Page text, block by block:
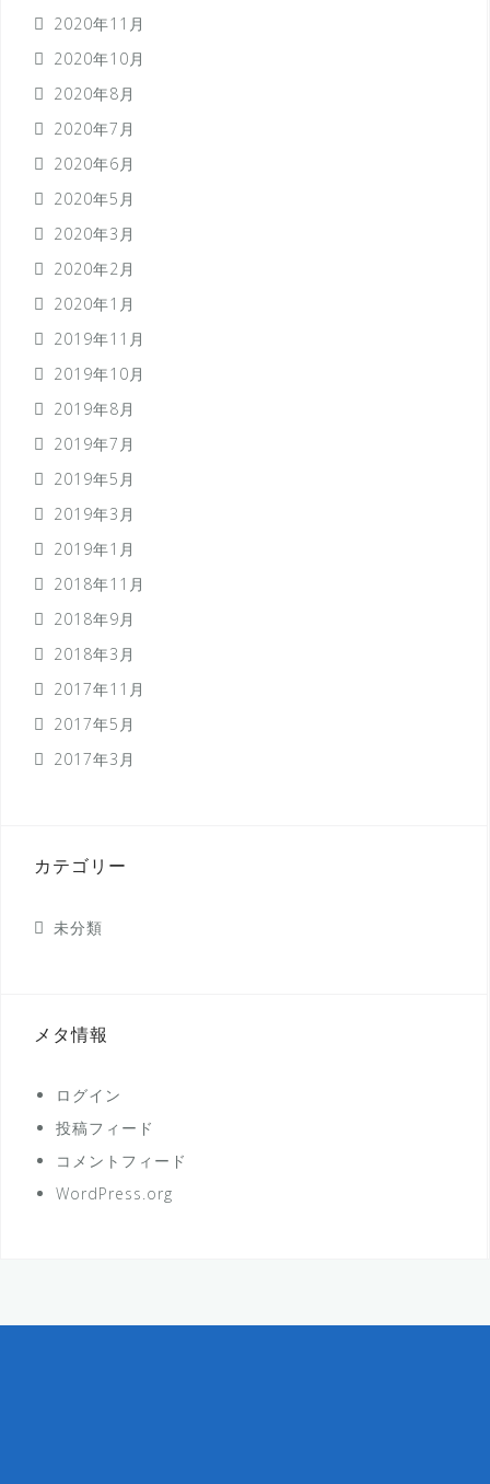
2020年11月
2020年10月
2020年8月
2020年7月
2020年6月
2020年5月
2020年3月
2020年2月
2020年1月
2019年11月
2019年10月
2019年8月
2019年7月
2019年5月
2019年3月
2019年1月
2018年11月
2018年9月
2018年3月
2017年11月
2017年5月
2017年3月
カテゴリー
未分類
メタ情報
ログイン
投稿フィード
コメントフィード
WordPress.org